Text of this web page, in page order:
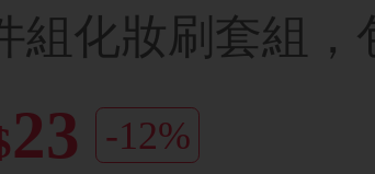
組化妝刷套組，
衝粉刷和1個三
23 -12%